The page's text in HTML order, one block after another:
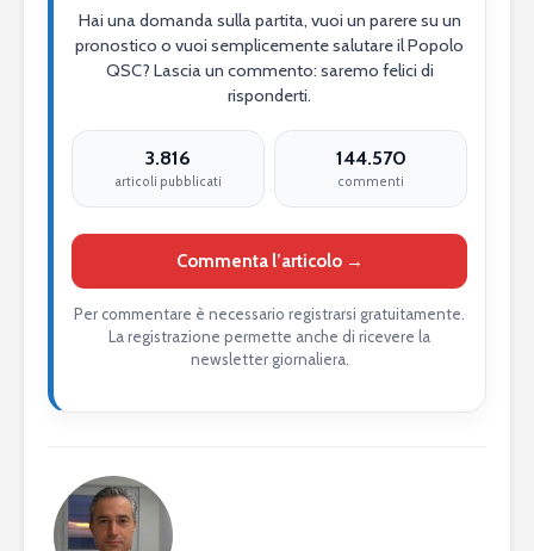
Hai una domanda sulla partita, vuoi un parere su un
pronostico o vuoi semplicemente salutare il Popolo
QSC? Lascia un commento: saremo felici di
risponderti.
3.816
articoli pubblicati
144.570
commenti
Commenta l’articolo →
Per commentare è necessario registrarsi gratuitamente.
La registrazione permette anche di ricevere la
newsletter giornaliera.